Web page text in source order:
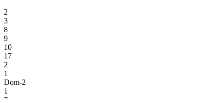
2
3
8
9
10
17
2
1
Dom-2
1